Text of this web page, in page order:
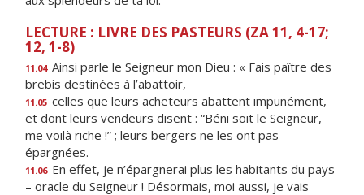
LECTURE : LIVRE DES PASTEURS (ZA 11, 4-17;
12, 1-8)
11.04 Ainsi parle le Seigneur mon Dieu : « Fais paître des
brebis destinées à l’abattoir,
11.05 celles que leurs acheteurs abattent impunément,
et dont leurs vendeurs disent : “Béni soit le Seigneur,
me voilà riche !” ; leurs bergers ne les ont pas
épargnées.
11.06 En effet, je n’épargnerai plus les habitants du pays
– oracle du Seigneur ! Désormais, moi aussi, je vais